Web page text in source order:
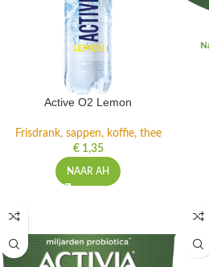
Active O2 Lemon
Frisdrank, sappen, koffie, thee
€1,35
NAAR AH